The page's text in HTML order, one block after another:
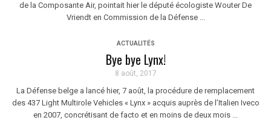
de la Composante Air, pointait hier le député écologiste Wouter De
Vriendt en Commission de la Défense ...
ACTUALITÉS
Bye bye Lynx!
8 août, 2017
La Défense belge a lancé hier, 7 août, la procédure de remplacement
des 437 Light Multirole Vehicles « Lynx » acquis auprès de l’Italien Iveco
en 2007, concrétisant de facto et en moins de deux mois ...